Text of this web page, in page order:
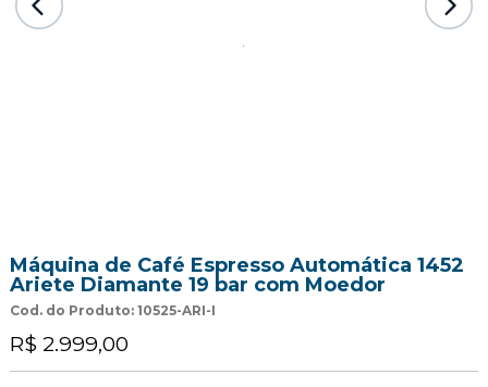
Máquina de Café Espresso Automática 1452
Ariete Diamante 19 bar com Moedor
Cod. do Produto: 10525-ARI-I
R$ 2.999,00